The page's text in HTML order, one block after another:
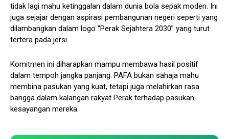
tidak lagi mahu ketinggalan dalam dunia bola sepak moden. Ini
juga sejajar dengan aspirasi pembangunan negeri seperti yang
dilambangkan dalam logo “Perak Sejahtera 2030” yang turut
tertera pada jersi.
Komitmen ini diharapkan mampu membawa hasil positif
dalam tempoh jangka panjang. PAFA bukan sahaja mahu
membina pasukan yang kuat, tetapi juga melahirkan rasa
bangga dalam kalangan rakyat Perak terhadap pasukan
kesayangan mereka.